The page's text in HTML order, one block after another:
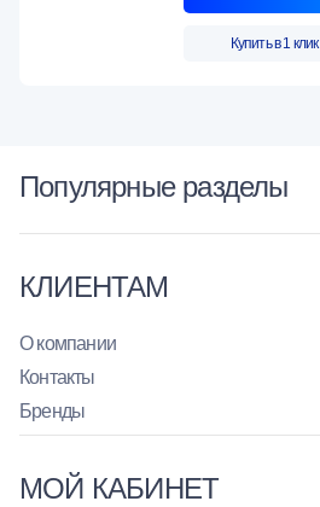
Купить в 1 клик
Популярные разделы
КЛИЕНТАМ
О компании
Контакты
Бренды
МОЙ КАБИНЕТ